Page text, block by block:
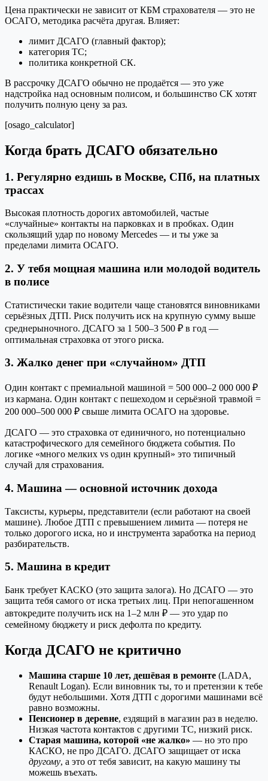
Цена практически не зависит от КБМ страхователя — это не
ОСАГО, методика расчёта другая. Влияет:
лимит ДСАГО (главный фактор);
категория ТС;
политика конкретной СК.
В рассрочку ДСАГО обычно не продаётся — это уже
надстройка над основным полисом, и большинство СК хотят
получить полную цену за раз.
[osago_calculator]
Когда брать ДСАГО обязательно
1. Регулярно ездишь в Москве, СПб, на платных
трассах
Высокая плотность дорогих автомобилей, частые
«случайные» контакты на парковках и в пробках. Один
скользящий удар по новому Mercedes — и ты уже за
пределами лимита ОСАГО.
2. У тебя мощная машина или молодой водитель
в полисе
Статистически такие водители чаще становятся виновниками
серьёзных ДТП. Риск получить иск на крупную сумму выше
средне­рыночного. ДСАГО за 1 500–3 500 ₽ в год —
оптимальная страховка от этого риска.
3. Жалко денег при «случайном» ДТП
Один контакт с премиальной машиной = 500 000–2 000 000 ₽
из кармана. Один контакт с пешеходом и серьёзной травмой =
200 000–500 000 ₽ свыше лимита ОСАГО на здоровье.
ДСАГО — это страховка от единичного, но потенциально
катастрофического для семейного бюджета события. По
логике «много мелких vs один крупный» это типичный
случай для страхования.
4. Машина — основной источник дохода
Таксисты, курьеры, представители (если работают на своей
машине). Любое ДТП с превышением лимита — потеря не
только дорогого иска, но и инструмента заработка на период
разбирательств.
5. Машина в кредит
Банк требует КАСКО (это защита залога). Но ДСАГО — это
защита тебя самого от иска третьих лиц. При непогашенном
автокредите получить иск на 1–2 млн ₽ — это удар по
семейному бюджету и риск дефолта по кредиту.
Когда ДСАГО не критично
Машина старше 10 лет, дешёвая в ремонте (LADA,
Renault Logan). Если виновник ты, то и претензии к тебе
будут небольшими. Хотя ДТП с дорогими машинами всё
равно возможны.
Пенсионер в деревне, ездящий в магазин раз в неделю.
Низкая частота контактов с другими ТС, низкий риск.
Старая машина, которой «не жалко» — но это про
КАСКО, не про ДСАГО. ДСАГО защищает от иска
другому, а это от тебя зависит, на какую машину ты
можешь въехать.